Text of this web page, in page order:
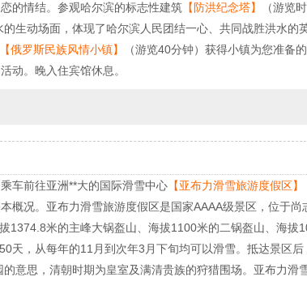
的情结。参观哈尔滨的标志性建筑 【防洪纪念塔】
（游览
生动场面，体现了哈尔滨人民团结一心、共同战胜洪水的
【俄罗斯民族风情小镇】
（游览40分钟）获得小镇为您准备
动。晚入住宾馆休息。
车前往亚洲**大的国际滑雪中心 【亚布力滑雪旅游度假区】
概况。亚布力滑雪旅游度假区是国家AAAA级景区，位于尚
米的主峰大锅盔山、海拔1100米的二锅盔山、海拔
天，从每年的11月到次年3月下旬均可以滑雪。抵达景区后
意思，清朝时期为皇室及满清贵族的狩猎围场。亚布力滑